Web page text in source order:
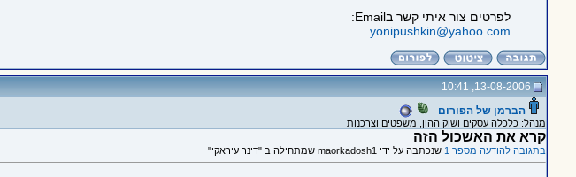
לפרטים צור איתי קשר בEmail:
yonipushkin@yahoo.com
13-08-2006, 10:41
הברמן של הפורום
מנהל: כלכלה עסקים ושוק ההון, משפטים וצרכנות
קרא את האשכול הזה
בתגובה להודעה מספר 1 שנכתבה על ידי maorkadosh1 שמתחילה ב "דינר עיראקי"